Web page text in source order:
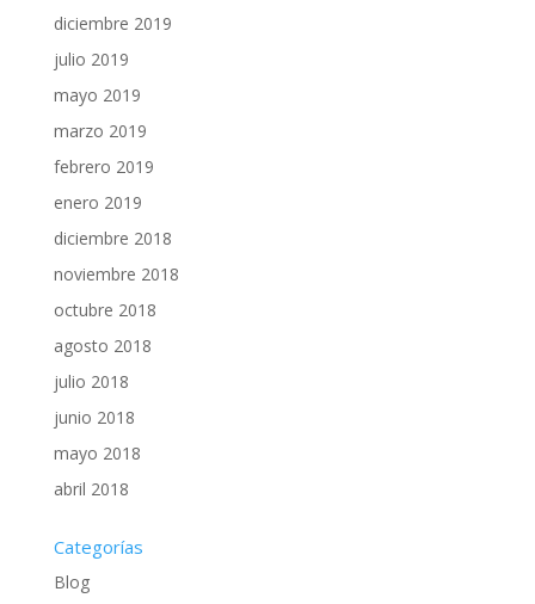
diciembre 2019
julio 2019
mayo 2019
marzo 2019
febrero 2019
enero 2019
diciembre 2018
noviembre 2018
octubre 2018
agosto 2018
julio 2018
junio 2018
mayo 2018
abril 2018
Categorías
Blog